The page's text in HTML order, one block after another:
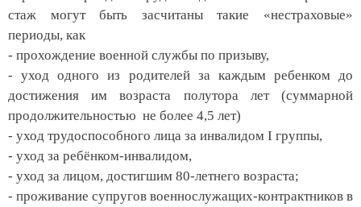
стаж могут быть засчитаны такие «нестраховые»
периоды, как
- прохождение военной службы по призыву,
- уход одного из родителей за каждым ребенком до
достижения им возраста полутора лет (суммарной
продолжительностью не более 4,5 лет)
- уход трудоспособного лица за инвалидом I группы,
- уход за ребёнком-инвалидом,
- уход за лицом, достигшим 80-летнего возраста;
- проживание супругов военнослужащих-контрактников в